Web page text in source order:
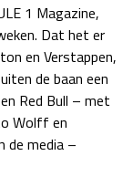
za 22:00 - 23:00
zo 21:00 - 23:00
20 - 22 nov
za 05:00 - 06:00
04 - 06 dec
1 Magazine,
Dat het er
en Verstappen,
de baan een
Red Bull – met
Wolff en
de media –